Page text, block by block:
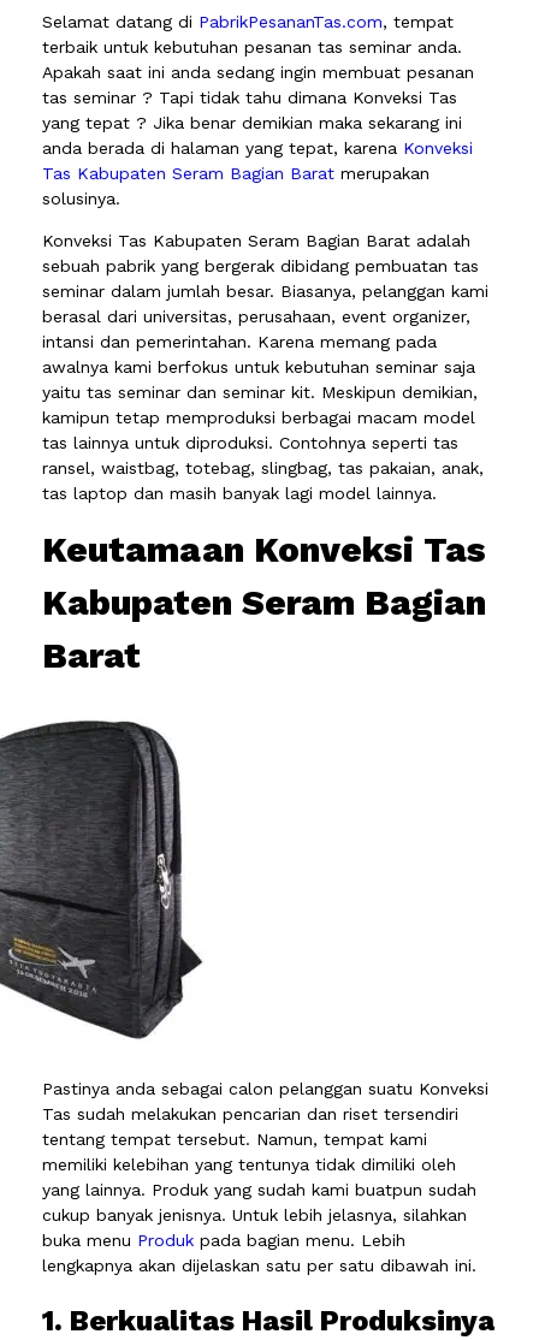
Selamat datang di PabrikPesananTas.com, tempat
terbaik untuk kebutuhan pesanan tas seminar anda.
Apakah saat ini anda sedang ingin membuat pesanan
tas seminar ? Tapi tidak tahu dimana Konveksi Tas
yang tepat ? Jika benar demikian maka sekarang ini
anda berada di halaman yang tepat, karena Konveksi
Tas Kabupaten Seram Bagian Barat merupakan
solusinya.
Konveksi Tas Kabupaten Seram Bagian Barat adalah
sebuah pabrik yang bergerak dibidang pembuatan tas
seminar dalam jumlah besar. Biasanya, pelanggan kami
berasal dari universitas, perusahaan, event organizer,
intansi dan pemerintahan. Karena memang pada
awalnya kami berfokus untuk kebutuhan seminar saja
yaitu tas seminar dan seminar kit. Meskipun demikian,
kamipun tetap memproduksi berbagai macam model
tas lainnya untuk diproduksi. Contohnya seperti tas
ransel, waistbag, totebag, slingbag, tas pakaian, anak,
tas laptop dan masih banyak lagi model lainnya.
Keutamaan Konveksi Tas
Kabupaten Seram Bagian
Barat
Pastinya anda sebagai calon pelanggan suatu Konveksi
Tas sudah melakukan pencarian dan riset tersendiri
tentang tempat tersebut. Namun, tempat kami
memiliki kelebihan yang tentunya tidak dimiliki oleh
yang lainnya. Produk yang sudah kami buatpun sudah
cukup banyak jenisnya. Untuk lebih jelasnya, silahkan
buka menu Produk pada bagian menu. Lebih
lengkapnya akan dijelaskan satu per satu dibawah ini.
1. Berkualitas Hasil Produksinya